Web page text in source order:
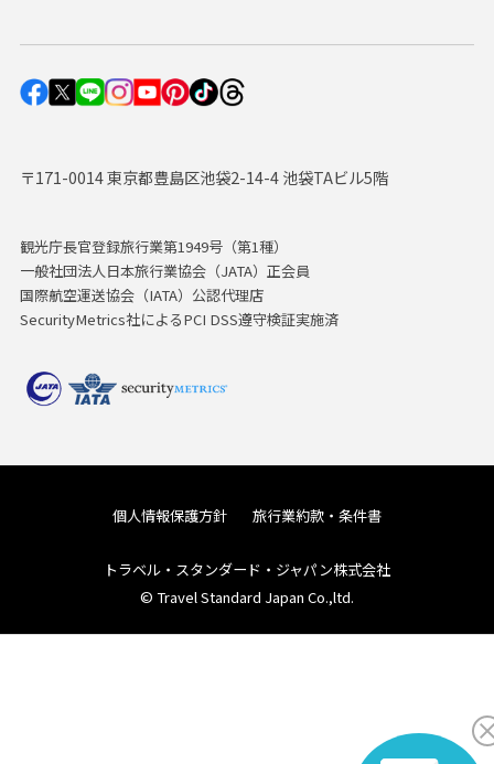
〒171-0014 東京都豊島区池袋2-14-4 池袋TAビル5階
観光庁長官登録旅行業第1949号（第1種）
一般社団法人日本旅行業協会（JATA）正会員
国際航空運送協会（IATA）公認代理店
SecurityMetrics社によるPCI DSS遵守検証実施済
個人情報保護方針 旅行業約款・条件書
トラベル・スタンダード・ジャパン株式会社
© Travel Standard Japan Co.,ltd.